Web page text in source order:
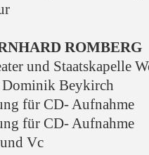
ROMBERG
und Staatskapelle
Dominik Beykirch
für CD- Aufnahme
für CD- Aufnahme
Vc